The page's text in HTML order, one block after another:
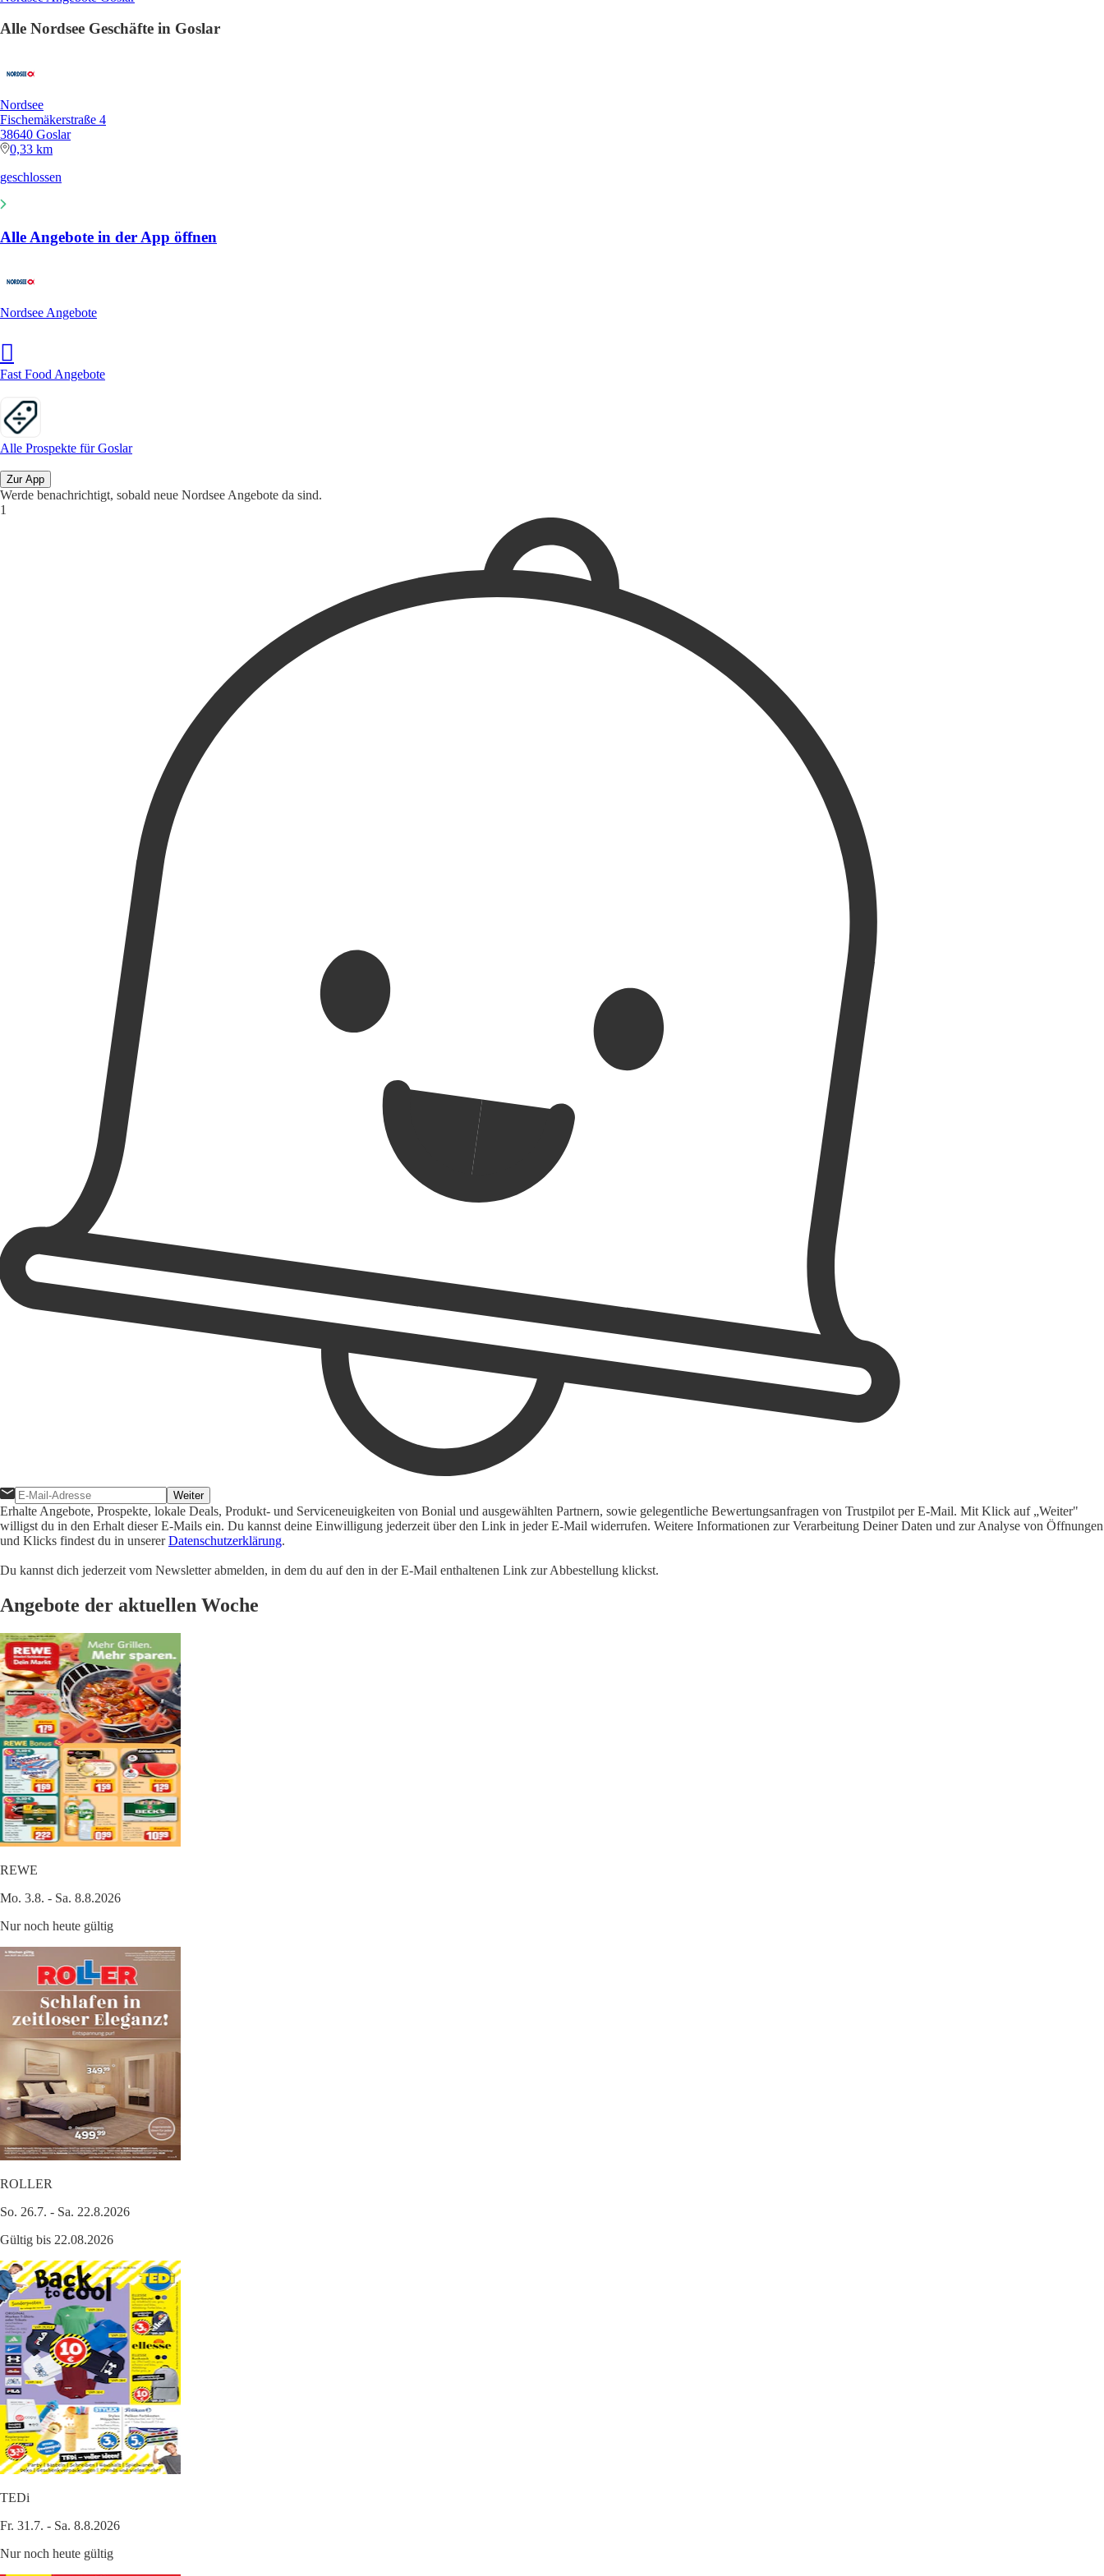
Alle Nordsee Geschäfte in Goslar
Nordsee
Fischemäkerstraße 4
38640 Goslar
0,33 km
geschlossen
Alle Angebote in der App öffnen
Nordsee Angebote
Fast Food Angebote
Alle Prospekte für Goslar
Zur App
Werde benachrichtigt, sobald neue Nordsee Angebote da sind.
Weiter
Erhalte Angebote, Prospekte, lokale Deals, Produkt- und Serviceneuigkeiten von Bonial und ausgewählten Partnern, sowie gelegentliche Bewertungsanfragen von Trustpilot per E-Mail. Mit Klick auf „Weiter"
willigst du in den Erhalt dieser E-Mails ein. Du kannst deine Einwilligung jederzeit über den Link in jeder E-Mail widerrufen. Weitere Informationen zur Verarbeitung Deiner Daten und zur Analyse von Öffnungen
und Klicks findest du in unsererDatenschutzerklärung.
Du kannst dich jederzeit vom Newsletter abmelden, in dem du auf den in der E-Mail enthaltenen Link zur Abbestellung klickst.
Angebote der aktuellen Woche
REWE
Mo. 3.8. - Sa. 8.8.2026
Nur noch heute gültig
ROLLER
So. 26.7. - Sa. 22.8.2026
Gültig bis 22.08.2026
TEDi
Fr. 31.7. - Sa. 8.8.2026
Nur noch heute gültig